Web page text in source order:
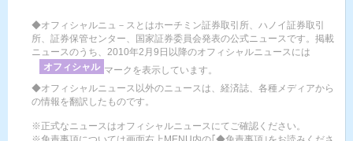
◆オフィシャルニュ－スとはホーチミン証券取引所、ハノイ証券取引
所、証券保管センター、国家証券委員会発表の公式ニュースです。掲載
ニュースのうち、2010年2月9日以降のオフィシャルニュースには
オフィシャル マークを表示しています。
◆オフィシャルニュース以外のニュースは、経済誌、各種メディアから
の情報を翻訳したものです。
※正式なニュースはオフィシャルニュースにてご確認ください。